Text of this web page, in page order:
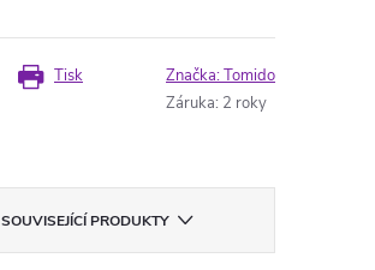
Tisk Značka:Tomido
Záruka: 2 roky
SOUVISEJÍCÍ PRODUKTY